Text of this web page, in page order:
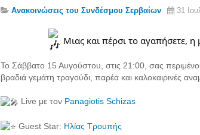
Ανακοινώσεις του Συνδέσμου Σερβαίων 31
Μιας και πέρσι το αγαπήσετε,
Το Σάββατο 15 Αυγούστου, στις 21:00, σας
βραδιά γεμάτη τραγούδι, παρέα και καλοκαιρινές
Live με τον Panagiotis Schizas
Guest Star: Ηλίας Τρουπής